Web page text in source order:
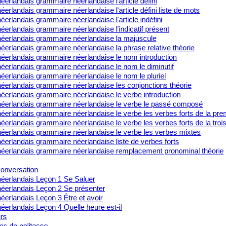
grammaire néerlandaise l'article défini liste de mots
grammaire néerlandaise l'article indéfini
grammaire néerlandaise l'indicatif présent
grammaire néerlandaise la majuscule
grammaire néerlandaise la phrase relative théorie
grammaire néerlandaise le nom introduction
grammaire néerlandaise le nom le diminutif
grammaire néerlandaise le nom le pluriel
grammaire néerlandaise les conjonctions théorie
grammaire néerlandaise le verbe introduction
grammaire néerlandaise le verbe le passé composé
grammaire néerlandaise le verbe les verbes forts de la
grammaire néerlandaise le verbe les verbes forts de la
grammaire néerlandaise le verbe les verbes mixtes
grammaire néerlandaise liste de verbes forts
grammaire néerlandaise remplacement pronominal théorie
Leçon 1 Se Saluer
Leçon 2 Se présenter
Leçon 3 Être et avoir
Leçon 4 Quelle heure est-il